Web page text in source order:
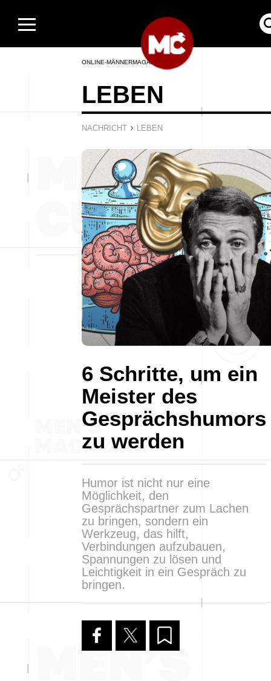
ONLINE-MÄNNERMAGAZIN
LEBEN
NACHRICHT › LEBEN
6 Schritte, um ein
Meister des
Gesprächshumors
zu werden
Humor ist nicht nur eine
Möglichkeit, den
Gesprächspartner zum Lachen
zu bringen, sondern ein
Werkzeug, das hilft,
Verbindungen aufzubauen,
Spannungen zu lösen und
Leichtigkeit in ein Gespräch zu
bringen.